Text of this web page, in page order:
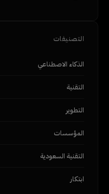
التصنيفات
الذكاء الاصطناعي
التقنية
التطوير
المؤسسات
التقنية السعودية
ابتكار